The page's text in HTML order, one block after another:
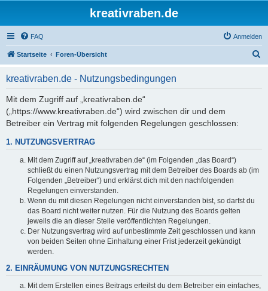
kreativraben.de
FAQ Anmelden
Startseite Foren-Übersicht
kreativraben.de - Nutzungsbedingungen
Mit dem Zugriff auf „kreativraben.de“
(„https://www.kreativraben.de“) wird zwischen dir und dem
Betreiber ein Vertrag mit folgenden Regelungen geschlossen:
1. NUTZUNGSVERTRAG
Mit dem Zugriff auf „kreativraben.de“ (im Folgenden „das Board“)
schließt du einen Nutzungsvertrag mit dem Betreiber des Boards ab (im
Folgenden „Betreiber“) und erklärst dich mit den nachfolgenden
Regelungen einverstanden.
Wenn du mit diesen Regelungen nicht einverstanden bist, so darfst du
das Board nicht weiter nutzen. Für die Nutzung des Boards gelten
jeweils die an dieser Stelle veröffentlichten Regelungen.
Der Nutzungsvertrag wird auf unbestimmte Zeit geschlossen und kann
von beiden Seiten ohne Einhaltung einer Frist jederzeit gekündigt
werden.
2. EINRÄUMUNG VON NUTZUNGSRECHTEN
Mit dem Erstellen eines Beitrags erteilst du dem Betreiber ein einfaches,